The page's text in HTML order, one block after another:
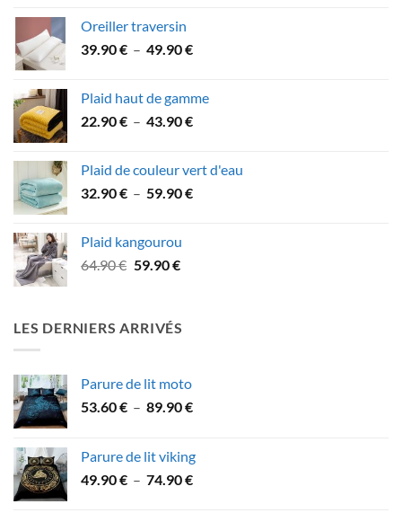
à
Oreiller traversin
39.90€ – 49.90€Plage
39.90 €
à
Plaid haut de gamme
22.90€ – 43.90€Plage
22.90 €
à
Plaid de couleur vert d'eau
32.90€ – 59.90€Plage
Plaid kangourou
64.90€ Le
était :
59.90€Le
est :
LES DERNIERS ARRIVÉS
Parure de lit moto
53.60€ – 89.90€Plage
53.60 €
à
Parure de lit viking
49.90€ – 74.90€Plage